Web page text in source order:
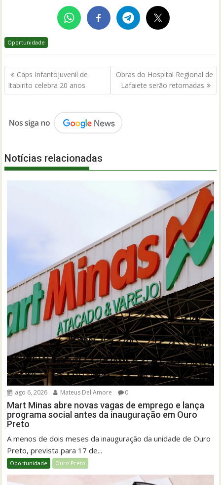
Oportunidade
Navegação
de
Post
Caps Infantojuvenil de
Itabirito celebra 20 anos
Obras do Hospital Regional de
Lafaiete serão retomadas
Notícias relacionadas
ago 6, 2026 Mateus Del'Amore 0
Mart Minas abre novas vagas de emprego e lança
programa social antes da inauguração em Ouro
Preto
A menos de dois meses da inauguração da unidade de Ouro
Preto, prevista para 17 de...
Oportunidade Ouro Preto